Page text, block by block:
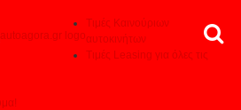
Τιμές Καινούριων
αυτοκινήτων
Τιμές Leasing για όλες τις